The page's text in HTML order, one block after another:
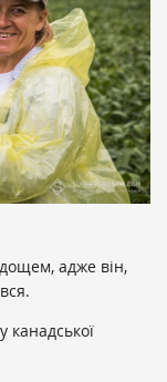
адже він,
канадської